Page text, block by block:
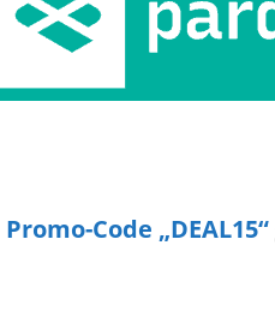
Promo-Code „DEAL15“